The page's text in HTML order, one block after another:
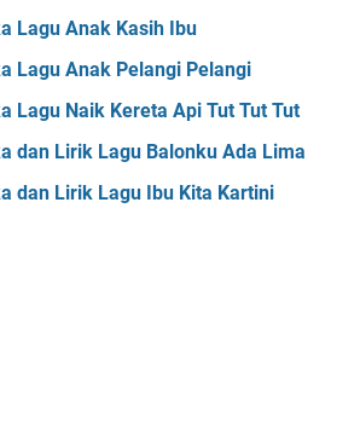
Lagu Anak Kasih Ibu
Lagu Anak Pelangi Pelangi
Lagu Naik Kereta Api Tut Tut Tut
dan Lirik Lagu Balonku Ada Lima
dan Lirik Lagu Ibu Kita Kartini